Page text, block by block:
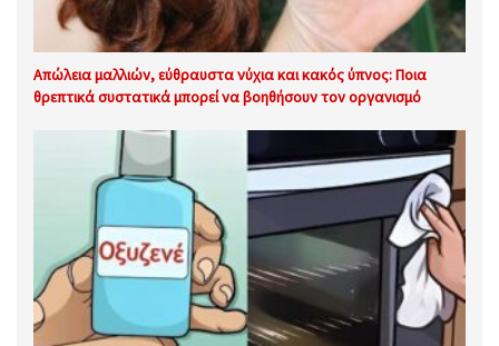
Απώλεια μαλλιών, εύθραυστα νύχια και κακός ύπνος: Ποια
θρεπτικά συστατικά μπορεί να βοηθήσουν τον οργανισμό